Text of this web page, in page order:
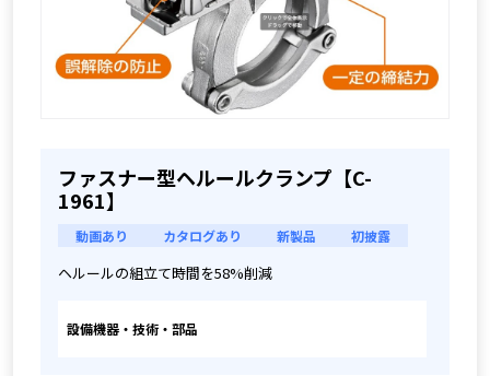
ファスナー型ヘルールクランプ【C-
1961】
動画あり カタログあり 新製品 初披露
ヘルールの組立て時間を58%削減
設備機器・技術・部品